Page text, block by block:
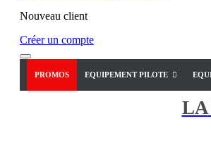
Nouveau client
Créer un compte
PROMOS EQUIPEMENT PILOTE
LA